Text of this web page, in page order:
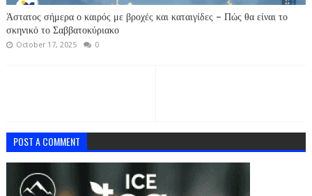
Άστατος σήμερα ο καιρός με βροχές και καταιγίδες – Πώς θα είναι το
σκηνικό το Σαββατοκύριακο
October 17, 2025 0
POST A COMMENT